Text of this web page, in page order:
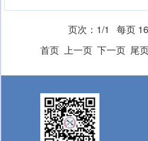
页次：1/1 每页
首页 上一页 下一页